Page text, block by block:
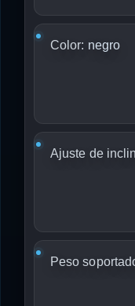
Color: negro
Ajuste de
Peso